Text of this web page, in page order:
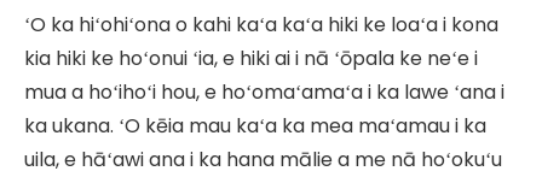
ʻO ka hiʻohiʻona o kahi kaʻa kaʻa hiki ke loaʻa i kona
kia hiki ke hoʻonui ʻia, e hiki ai i nā ʻōpala ke neʻe i
mua a hoʻihoʻi hou, e hoʻomaʻamaʻa i ka lawe ʻana i
ka ukana. ʻO kēia mau kaʻa ka mea maʻamau i ka
uila, e hāʻawi ana i ka hana mālie a me nā hoʻokuʻu